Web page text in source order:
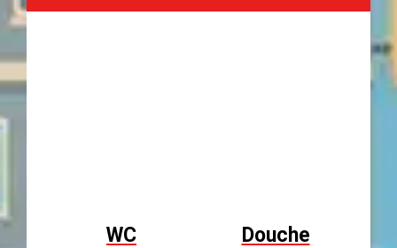
WC Douche